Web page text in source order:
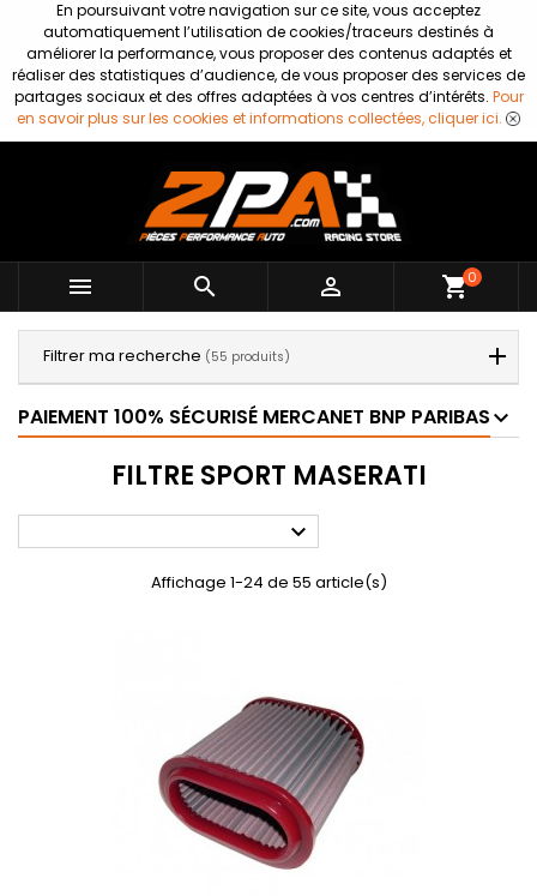
En poursuivant votre navigation sur ce site, vous acceptez
automatiquement l’utilisation de cookies/traceurs destinés à
améliorer la performance, vous proposer des contenus adaptés et
réaliser des statistiques d’audience, de vous proposer des services de
partages sociaux et des offres adaptées à vos centres d’intérêts. Pour
en savoir plus sur les cookies et informations collectées, cliquer ici.
   shopping_cart0
Filtrer ma recherche (55 produits)
PAIEMENT 100% SÉCURISÉ MERCANET BNP PARIBAS
FILTRE SPORT MASERATI

Affichage 1-24 de 55 article(s)